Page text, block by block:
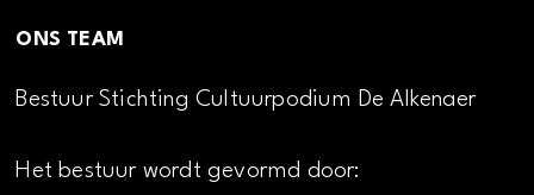
ONS TEAM
Bestuur Stichting Cultuurpodium De Alkenaer
Het bestuur wordt gevormd door: